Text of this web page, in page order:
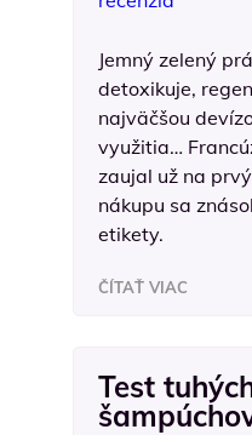
Jemný zelený
detoxikuje,
najväčšou
využitia…
zaujal už na
nákupu sa
etikety.
ČÍTAŤ VIAC
Test